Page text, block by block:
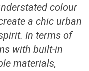
colour
a chic urban
In terms of
with built-in
materials,